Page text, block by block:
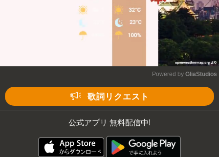
Powered by GliaStudios
歌詞リクエスト
公式アプリ 無料配信中!